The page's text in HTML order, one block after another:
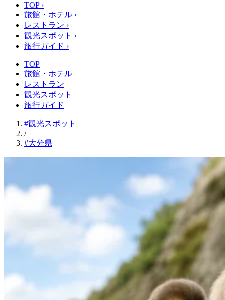
TOP ›
旅館・ホテル ›
レストラン ›
観光スポット ›
旅行ガイド ›
TOP
旅館・ホテル
レストラン
観光スポット
旅行ガイド
#観光スポット
/
#大分県